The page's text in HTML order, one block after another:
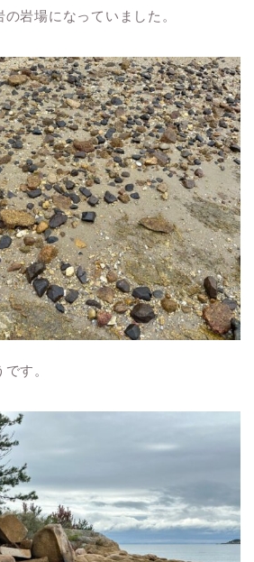
岩場になっていました。
す。